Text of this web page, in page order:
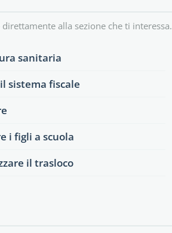
alla sezione che ti interessa.
sanitaria
sistema fiscale
i figli a scuola
il trasloco